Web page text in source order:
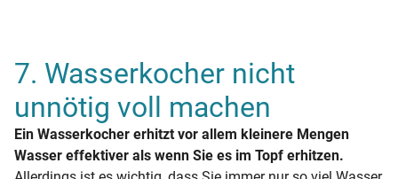
7. Wasserkocher nicht
unnötig voll machen
Ein Wasserkocher erhitzt vor allem kleinere Mengen
Wasser effektiver als wenn Sie es im Topf erhitzen.